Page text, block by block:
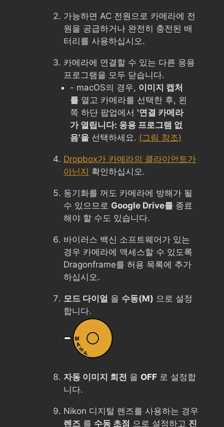
가능하면 AC 전원으로 카메라에 전
원을 공급하거나 완전히 충전된 배
터리를 사용하십시오.
카메라에 연결할 수 있는 다른 응용
프로그램을 모두 닫습니다.
- macOS의 경우, 이미지 캡처
를 열고 카메라를 선택한 후, 왼
쪽 하단 팝업에서 '연결 카메라
가 열립니다: 응용 프로그램 없
음'을 선택하세요. (그림 참조)
Dropbox가 카메라의 클라이언트가
아닌지 확인하십시오.
동기화를 꺼도 카메라에 방해가 될
수 있으므로 Google Drive를 종료
해야 할 수도 있습니다.
바이러스 백신 소프트웨어가 있는
경우 카메라에 액세스할 수 있도록
Dragonframe를 허용 목록에 추가
하십시오.
모드 다이얼 을 수동(M) 으로 설정
합니다.
자동 이미지 회전 을 OFF 로 설정합
니다.
Nikon 디지털 렌즈를 사용하는 경우
렌즈 를 수동 초점 으로 설정하고 진